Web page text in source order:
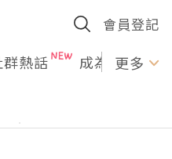
會員登記
群熱話 成為U更多